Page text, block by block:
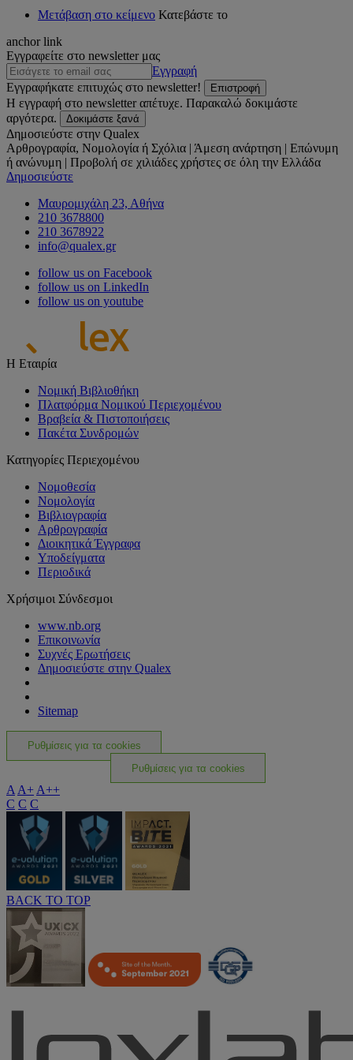
Μετάβαση στο κείμενο Κατεβάστε το
anchor link
Εγγραφείτε στο newsletter μας
Εγγραφή
Εγγραφήκατε επιτυχώς στο newsletter!
Επιστροφή
Η εγγραφή στο newsletter απέτυχε. Παρακαλώ δοκιμάστε
αργότερα.
Δοκιμάστε ξανά
Δημοσιεύστε στην Qualex
Αρθρογραφία, Νομολογία ή Σχόλια | Άμεση ανάρτηση | Επώνυμη
ή ανώνυμη | Προβολή σε χιλιάδες χρήστες σε όλη την Ελλάδα
Δημοσιεύστε
Μαυρομιχάλη 23, Αθήνα
210 3678800
210 3678922
info@qualex.gr
follow us on Facebook
follow us on LinkedIn
follow us on youtube
Η Εταιρία
Νομική Βιβλιοθήκη
Πλατφόρμα Νομικού Περιεχομένου
Βραβεία & Πιστοποιήσεις
Πακέτα Συνδρομών
Κατηγορίες Περιεχομένου
Νομοθεσία
Νομολογία
Βιβλιογραφία
Αρθρογραφία
Διοικητικά Έγγραφα
Υποδείγματα
Περιοδικά
Χρήσιμοι Σύνδεσμοι
www.nb.org
Επικοινωνία
Συχνές Ερωτήσεις
Δημοσιεύστε στην Qualex
Sitemap
Ρυθμίσεις για τα cookies
Ρυθμίσεις για τα cookies
A A+ A++
C C C
BACK TO TOP